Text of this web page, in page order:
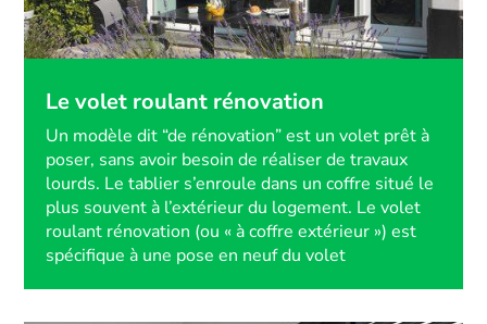
Le volet roulant rénovation
Un modèle dit “de rénovation” est un volet prêt à
poser, sans avoir besoin de réaliser de travaux
lourds. Le tablier s’enroule dans un coffre situé le
plus souvent à l’extérieur du logement. Le volet
roulant rénovation (ou « à coffre extérieur ») est
spécifique à une pose en neuf du volet